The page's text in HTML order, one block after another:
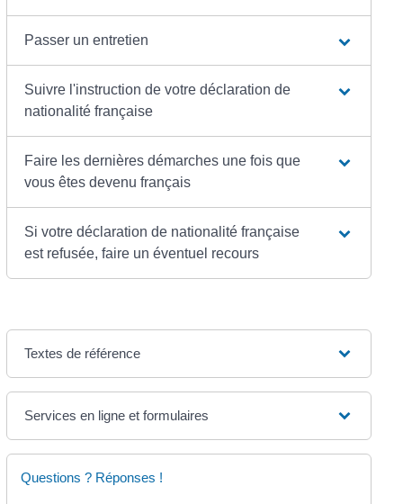
Passer un entretien
Suivre l'instruction de votre déclaration de
nationalité française
Faire les dernières démarches une fois que
vous êtes devenu français
Si votre déclaration de nationalité française
est refusée, faire un éventuel recours
Textes de référence
Services en ligne et formulaires
Questions ? Réponses !